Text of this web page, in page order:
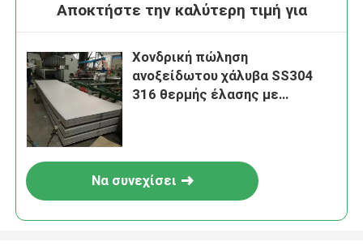
Αποκτήστε την καλύτερη τιμή για
Χονδρική πώληση
ανοξείδωτου χάλυβα SS304
316 θερμής έλασης με
Να συνεχίσει